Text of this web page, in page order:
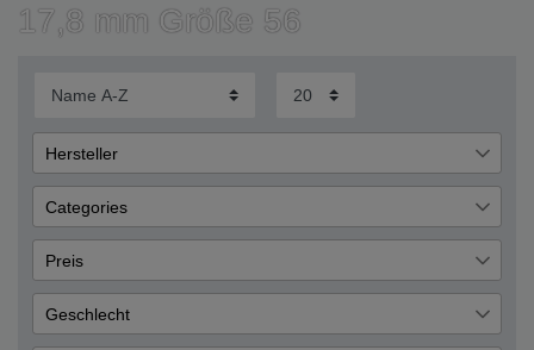
17,8 mm Größe 56
Hersteller
Miamar
Categories
Schmuck
Ringe 37
Preis
€ ― €
Geschlecht